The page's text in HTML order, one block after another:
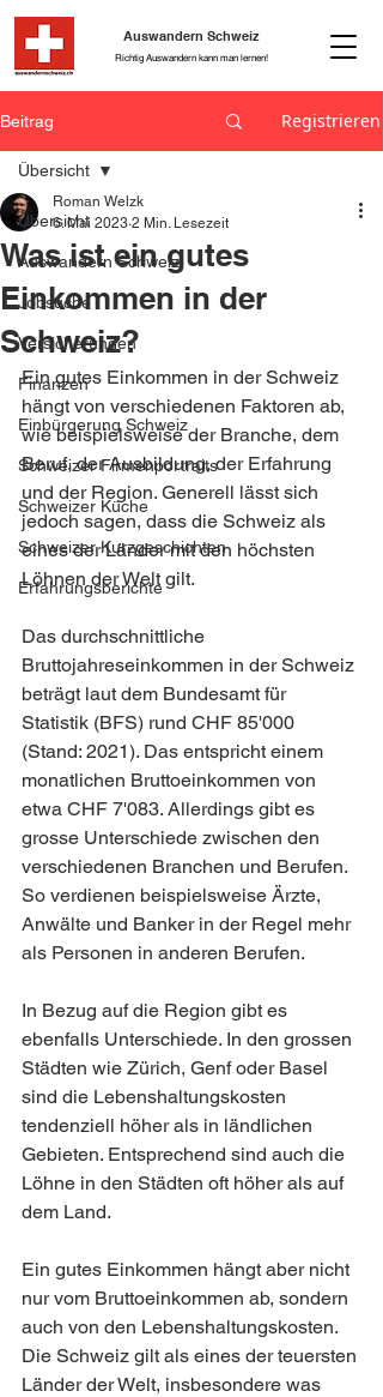
Richtig Auswandern kann man lernen!
Auswandern Schweiz
Beitrag Registrieren
Übersicht
Auswandern Schweiz
Jobsuche
Versicherungen
Finanzen
Einbürgerung Schweiz
Schweizer Firmenportraits
Schweizer Küche
Schweizer Kurzgeschichten
Erfahrungsberichte
Übersicht
Was ist ein gutes
Einkommen in der
Schweiz?
Roman Welzk
6. Mai 2023 2 Min. Lesezeit
Ein gutes Einkommen in der Schweiz
hängt von verschiedenen Faktoren ab,
wie beispielsweise der Branche, dem
Beruf, der Ausbildung, der Erfahrung
und der Region. Generell lässt sich
jedoch sagen, dass die Schweiz als
eines der Länder mit den höchsten
Löhnen der Welt gilt.
Das durchschnittliche
Bruttojahreseinkommen in der Schweiz
beträgt laut dem Bundesamt für
Statistik (BFS) rund CHF 85'000
(Stand: 2021). Das entspricht einem
monatlichen Bruttoeinkommen von
etwa CHF 7'083. Allerdings gibt es
grosse Unterschiede zwischen den
verschiedenen Branchen und Berufen.
So verdienen beispielsweise Ärzte,
Anwälte und Banker in der Regel mehr
als Personen in anderen Berufen.
In Bezug auf die Region gibt es
ebenfalls Unterschiede. In den grossen
Städten wie Zürich, Genf oder Basel
sind die Lebenshaltungskosten
tendenziell höher als in ländlichen
Gebieten. Entsprechend sind auch die
Löhne in den Städten oft höher als auf
dem Land.
Ein gutes Einkommen hängt aber nicht
nur vom Bruttoeinkommen ab, sondern
auch von den Lebenshaltungskosten.
Die Schweiz gilt als eines der teuersten
Länder der Welt, insbesondere was